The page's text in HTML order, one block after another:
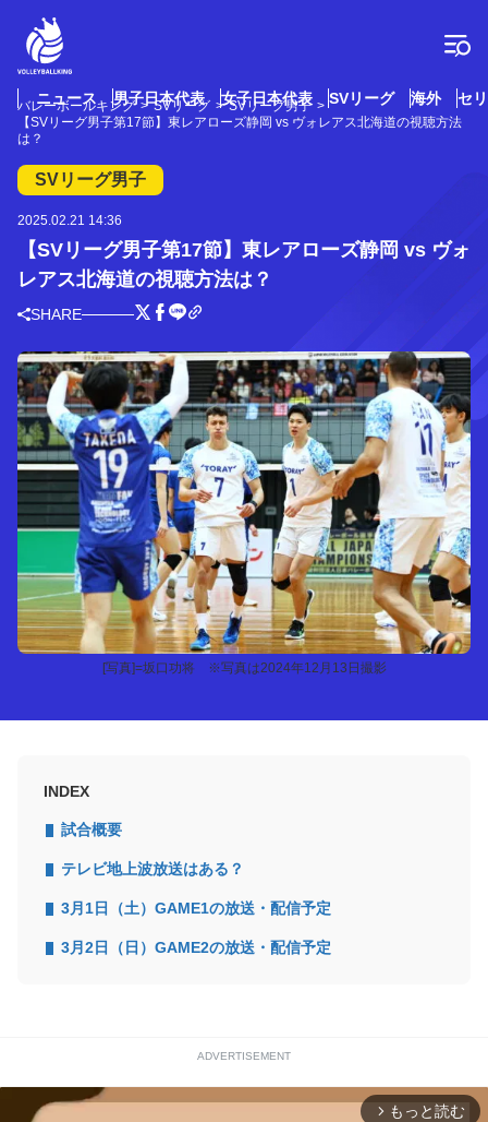
ニュース 男子日本代表 女子日本代表 SVリーグ 海外 セ
バレーボールキング SVリーグ
SVリーグ男子
【SVリーグ男子第17節】東レアローズ静岡 vs ヴォレアス北海道の視聴方法
は？
SVリーグ男子
2025.02.21 14:36
【SVリーグ男子第17節】東レアローズ静岡 vs ヴォ
レアス北海道の視聴方法は？
SHARE
[写真]=坂口功将 ※写真は2024年12月13日撮影
INDEX
試合概要
テレビ地上波放送はある？
3月1日（土）GAME1の放送・配信予定
3月2日（日）GAME2の放送・配信予定
ADVERTISEMENT
arrow_forward_ios もっと読む